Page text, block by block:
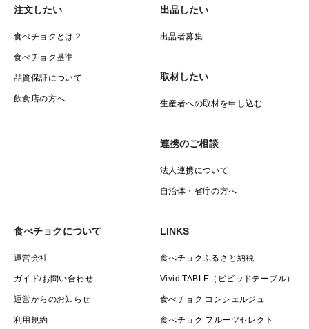
注文したい
食べチョクとは？
食べチョク基準
品質保証について
飲食店の方へ
出品したい
出品者募集
取材したい
生産者への取材を申し込む
連携のご相談
法人連携について
自治体・省庁の方へ
食べチョクについて
運営会社
ガイド/お問い合わせ
運営からのお知らせ
利用規約
LINKS
食べチョクふるさと納税
Vivid TABLE（ビビッドテーブル）
食べチョク コンシェルジュ
食べチョク フルーツセレクト